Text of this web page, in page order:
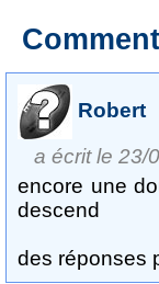
Robert
a écrit le 23/
encore une
descend
des réponses